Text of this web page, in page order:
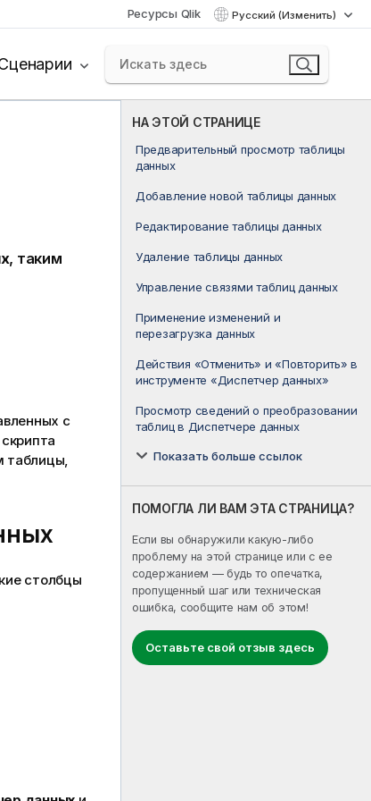
Ресурсы Qlik Русский (Изменить)
НА ЭТОЙ СТРАНИЦЕ
Предварительный просмотр таблицы
данных
Добавление новой таблицы данных
Редактирование таблицы данных
Удаление таблицы данных
Управление связями таблиц данных
Применение изменений и
перезагрузка данных
Действия «Отменить» и «Повторить» в
инструменте «Диспетчер данных»
Просмотр сведений о преобразовании
таблиц в Диспетчере данных
Показать больше ссылок
ПОМОГЛА ЛИ ВАМ ЭТА СТРАНИЦА?
Если вы обнаружили какую-либо
проблему на этой странице или с ее
содержанием — будь то опечатка,
пропущенный шаг или техническая
ошибка, сообщите нам об этом!
Оставьте свой отзыв здесь
, таким
с
таблицы,
столбцы